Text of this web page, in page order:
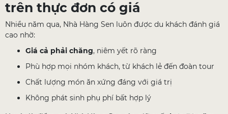
trên thực đơn có giá
Nhiều năm qua, Nhà Hàng Sen luôn được du khách đánh giá
cao nhờ:
Giá cả phải chăng, niêm yết rõ ràng
Phù hợp mọi nhóm khách, từ khách lẻ đến đoàn tour
Chất lượng món ăn xứng đáng với giá trị
Không phát sinh phụ phí bất hợp lý